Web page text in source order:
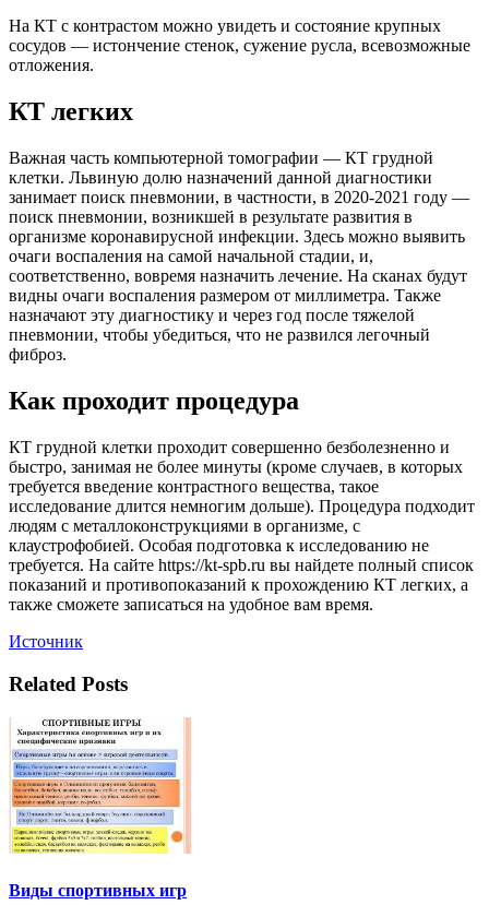
На КТ с контрастом можно увидеть и состояние крупных
сосудов — истончение стенок, сужение русла, всевозможные
отложения.
КТ легких
Важная часть компьютерной томографии — КТ грудной
клетки. Львиную долю назначений данной диагностики
занимает поиск пневмонии, в частности, в 2020-2021 году —
поиск пневмонии, возникшей в результате развития в
организме коронавирусной инфекции. Здесь можно выявить
очаги воспаления на самой начальной стадии, и,
соответственно, вовремя назначить лечение. На сканах будут
видны очаги воспаления размером от миллиметра. Также
назначают эту диагностику и через год после тяжелой
пневмонии, чтобы убедиться, что не развился легочный
фиброз.
Как проходит процедура
КТ грудной клетки проходит совершенно безболезненно и
быстро, занимая не более минуты (кроме случаев, в которых
требуется введение контрастного вещества, такое
исследование длится немногим дольше). Процедура подходит
людям с металлоконструкциями в организме, с
клаустрофобией. Особая подготовка к исследованию не
требуется. На сайте https://kt-spb.ru вы найдете полный список
показаний и противопоказаний к прохождению КТ легких, а
также сможете записаться на удобное вам время.
Источник
Related Posts
Виды спортивных игр